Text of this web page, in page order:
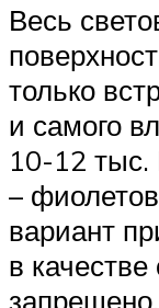
Весь
только
и самого
10-12 тыс.
–
вариант
в